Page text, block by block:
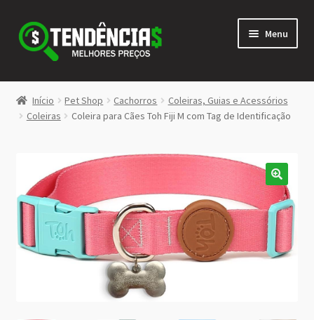
Pular
para
navegação
Pular
para
conteúdo
Menu
LOJA
<>
Início Pet Shop Cachorros
Coleiras, Guias e Acessórios
Coleiras
Coleira para Cães Toh Fiji M com Tag de Identificação